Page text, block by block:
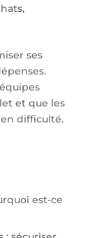
,
ses
et que les
difficulté.
est-ce